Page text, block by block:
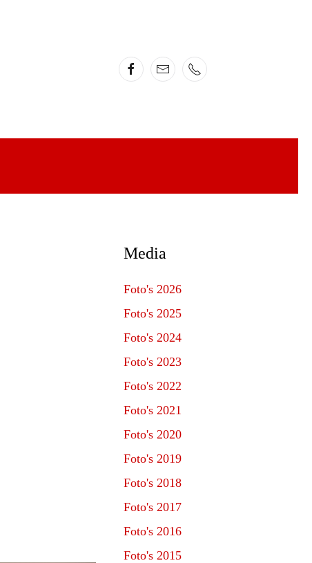
Media
Foto's 2026
Foto's 2025
Foto's 2024
Foto's 2023
Foto's 2022
Foto's 2021
Foto's 2020
Foto's 2019
Foto's 2018
Foto's 2017
Foto's 2016
Foto's 2015